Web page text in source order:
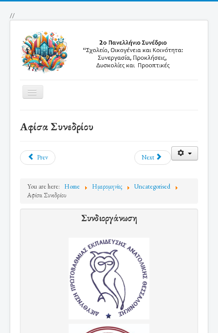
//
Toggle
Εισηγητές
Έντυπα
Συμμετοχή-Πρόγραμμα
Επικοινωνία
Αφίσα Συνεδρίου
Prev Next
You are here: Home Ημερομηνίες
Uncategorised
Αφίσα Συνεδρίου
Συνδιοργάνωση